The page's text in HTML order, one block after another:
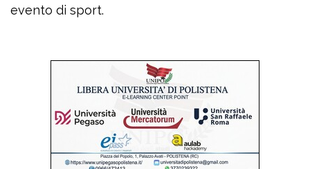
evento di sport.